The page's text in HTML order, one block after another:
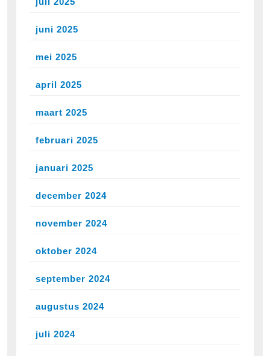
juni 2025
mei 2025
april 2025
maart 2025
februari 2025
januari 2025
december 2024
november 2024
oktober 2024
september 2024
augustus 2024
juli 2024